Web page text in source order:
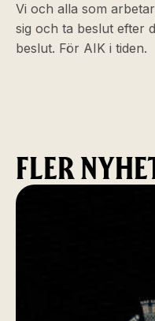
Vi och alla som
sig och ta beslut efter
beslut. För AIK i tiden.
FLER